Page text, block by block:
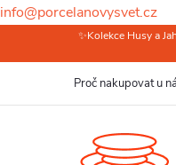
info@porcelanovysvet.cz
na
✨Kolekce Husy a
Proč nakupovat u